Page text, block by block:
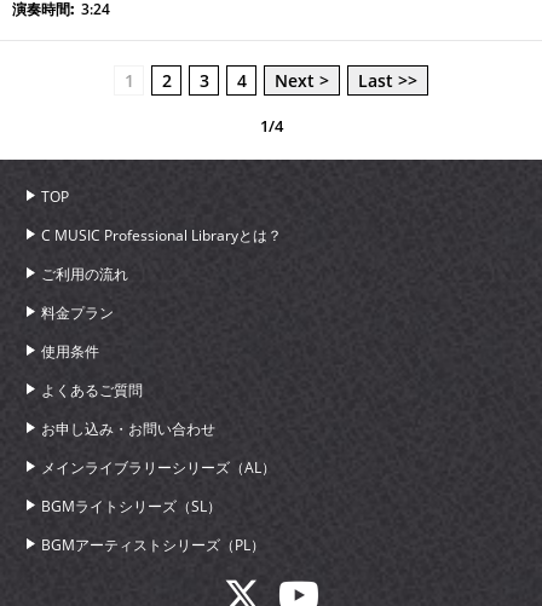
3:24
1 2 3 4 Next > Last >>
1/4
TOP
C MUSIC Professional Libraryとは？
ご利用の流れ
料金プラン
使用条件
よくあるご質問
お申し込み・お問い合わせ
メインライブラリーシリーズ（AL）
BGMライトシリーズ（SL）
BGMアーティストシリーズ（PL）